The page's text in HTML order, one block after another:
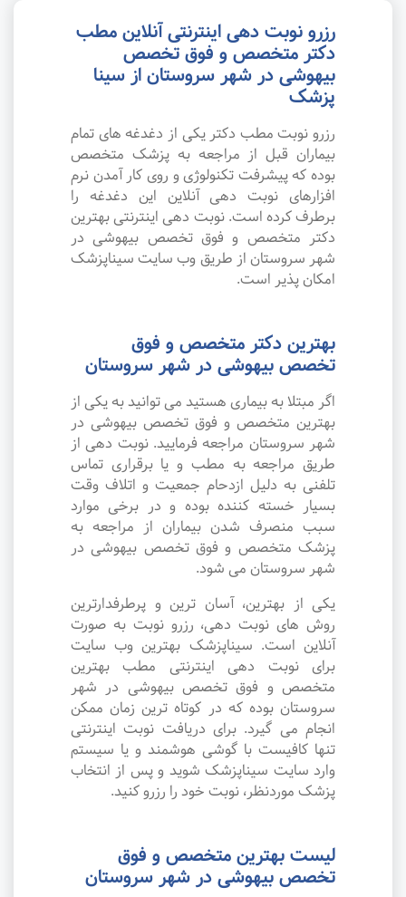
رزرو نوبت دهی اینترنتی آنلاین مطب
دکتر متخصص و فوق تخصص
بیهوشی در شهر سروستان از سینا
پزشک
رزرو نوبت مطب دکتر یکی از دغدغه های تمام
بیماران قبل از مراجعه به پزشک متخصص
بوده که پیشرفت تکنولوژی و روی کار آمدن نرم
افزارهای نوبت دهی آنلاین این دغدغه را
برطرف کرده است. نوبت دهی اینترنتی بهترین
دکتر متخصص و فوق تخصص بیهوشی در
شهر سروستان از طریق وب سایت سیناپزشک
امکان پذیر است.
بهترین دکتر متخصص و فوق
تخصص بیهوشی در شهر سروستان
اگر مبتلا به بیماری هستید می توانید به یکی از
بهترین متخصص و فوق تخصص بیهوشی در
شهر سروستان مراجعه فرمایید. نوبت دهی از
طریق مراجعه به مطب و یا برقراری تماس
تلفنی به دلیل ازدحام جمعیت و اتلاف وقت
بسیار خسته کننده بوده و در برخی موارد
سبب منصرف شدن بیماران از مراجعه به
پزشک متخصص و فوق تخصص بیهوشی در
شهر سروستان می شود.
یکی از بهترین، آسان ترین و پرطرفدارترین
روش های نوبت دهی، رزرو نوبت به صورت
آنلاین است. سیناپزشک بهترین وب سایت
برای نوبت دهی اینترنتی مطب بهترین
متخصص و فوق تخصص بیهوشی در شهر
سروستان بوده که در کوتاه ترین زمان ممکن
انجام می گیرد. برای دریافت نوبت اینترنتی
تنها کافیست با گوشی هوشمند و یا سیستم
وارد سایت سیناپزشک شوید و پس از انتخاب
پزشک موردنظر، نوبت خود را رزرو کنید.
لیست بهترین متخصص و فوق
تخصص بیهوشی در شهر سروستان